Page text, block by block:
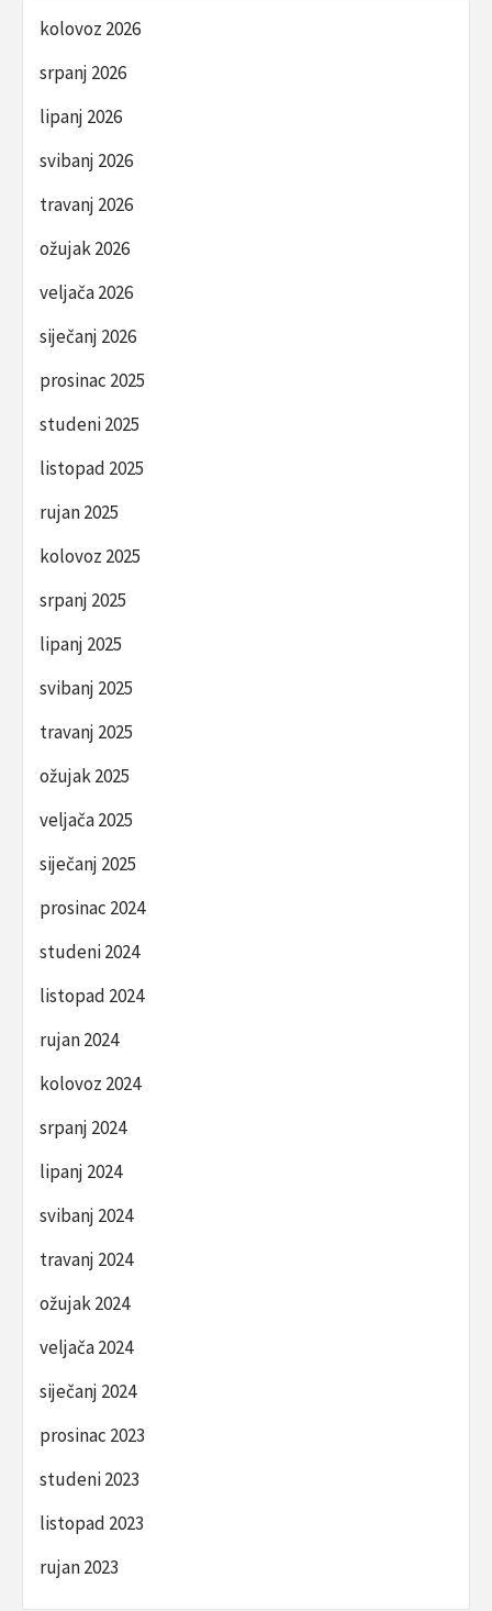
kolovoz 2026
srpanj 2026
lipanj 2026
svibanj 2026
travanj 2026
ožujak 2026
veljača 2026
siječanj 2026
prosinac 2025
studeni 2025
listopad 2025
rujan 2025
kolovoz 2025
srpanj 2025
lipanj 2025
svibanj 2025
travanj 2025
ožujak 2025
veljača 2025
siječanj 2025
prosinac 2024
studeni 2024
listopad 2024
rujan 2024
kolovoz 2024
srpanj 2024
lipanj 2024
svibanj 2024
travanj 2024
ožujak 2024
veljača 2024
siječanj 2024
prosinac 2023
studeni 2023
listopad 2023
rujan 2023